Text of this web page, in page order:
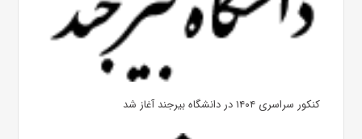
کنکور سراسری ۱۴۰۴ در دانشگاه بیرجند آغاز شد